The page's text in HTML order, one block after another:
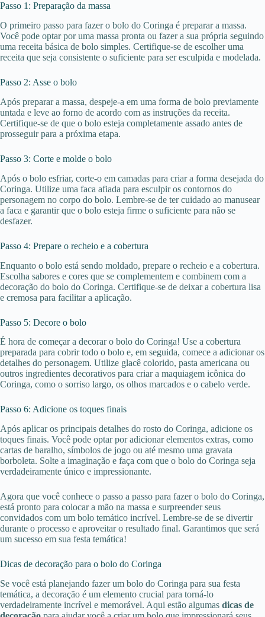
Passo 1: Preparação da massa
O primeiro passo para fazer o bolo do Coringa é preparar a massa.
Você pode optar por uma massa pronta ou fazer a sua própria seguindo
uma receita básica de bolo simples. Certifique-se de escolher uma
receita que seja consistente o suficiente para ser esculpida e modelada.
Passo 2: Asse o bolo
Após preparar a massa, despeje-a em uma forma de bolo previamente
untada e leve ao forno de acordo com as instruções da receita.
Certifique-se de que o bolo esteja completamente assado antes de
prosseguir para a próxima etapa.
Passo 3: Corte e molde o bolo
Após o bolo esfriar, corte-o em camadas para criar a forma desejada do
Coringa. Utilize uma faca afiada para esculpir os contornos do
personagem no corpo do bolo. Lembre-se de ter cuidado ao manusear
a faca e garantir que o bolo esteja firme o suficiente para não se
desfazer.
Passo 4: Prepare o recheio e a cobertura
Enquanto o bolo está sendo moldado, prepare o recheio e a cobertura.
Escolha sabores e cores que se complementem e combinem com a
decoração do bolo do Coringa. Certifique-se de deixar a cobertura lisa
e cremosa para facilitar a aplicação.
Passo 5: Decore o bolo
É hora de começar a decorar o bolo do Coringa! Use a cobertura
preparada para cobrir todo o bolo e, em seguida, comece a adicionar os
detalhes do personagem. Utilize glacê colorido, pasta americana ou
outros ingredientes decorativos para criar a maquiagem icônica do
Coringa, como o sorriso largo, os olhos marcados e o cabelo verde.
Passo 6: Adicione os toques finais
Após aplicar os principais detalhes do rosto do Coringa, adicione os
toques finais. Você pode optar por adicionar elementos extras, como
cartas de baralho, símbolos de jogo ou até mesmo uma gravata
borboleta. Solte a imaginação e faça com que o bolo do Coringa seja
verdadeiramente único e impressionante.
Agora que você conhece o passo a passo para fazer o bolo do Coringa,
está pronto para colocar a mão na massa e surpreender seus
convidados com um bolo temático incrível. Lembre-se de se divertir
durante o processo e aproveitar o resultado final. Garantimos que será
um sucesso em sua festa temática!
Dicas de decoração para o bolo do Coringa
Se você está planejando fazer um bolo do Coringa para sua festa
temática, a decoração é um elemento crucial para torná-lo
verdadeiramente incrível e memorável. Aqui estão algumas dicas de